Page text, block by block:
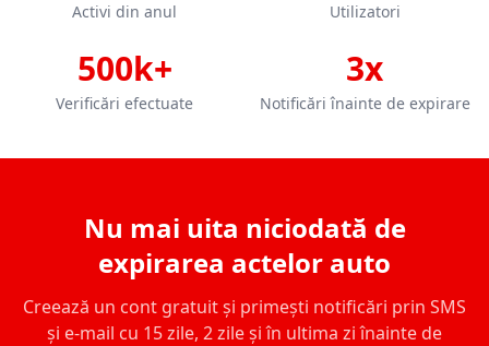
Activi din anul Utilizatori
500k+
Verificări efectuate
3x
Notificări înainte de expirare
Nu mai uita niciodată de
expirarea actelor auto
Creează un cont gratuit și primești notificări prin SMS
și e-mail cu 15 zile, 2 zile și în ultima zi înainte de